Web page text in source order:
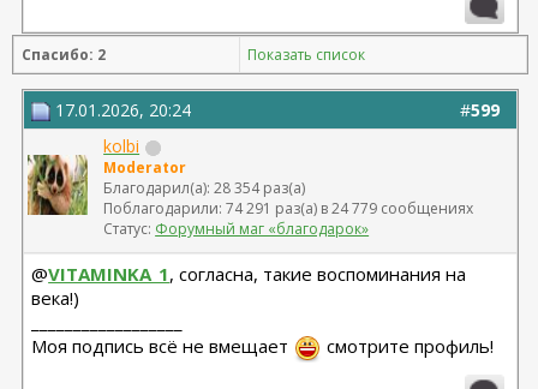
Грудь - ментор 325 сс+ высокий профиль.База 11,5 от
06.04.2023
Липосакция подбородка 18.12.2023
Спасибо: 2 Показать список
#599
17.01.2026, 20:24
kolbi
Moderator
Благодарил(а): 28 354 раз(а)
Поблагодарили: 74 291 раз(а) в 24 779 сообщениях
Статус: Форумный маг «благодарок»
@VITAMINKA_1, согласна, такие воспоминания на
века!)
Моя подпись всё не вмещает
смотрите профиль!